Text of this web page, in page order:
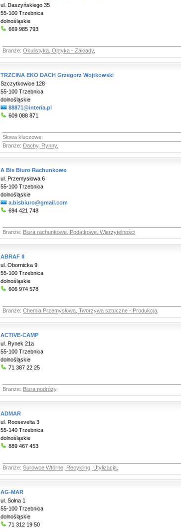
ul. Daszyńskiego 35
55-100 Trzebnica
dolnośląskie
669 985 793
Branże: Okulistyka, Optyka - Zakłady,
TRZCINA EKO DACH Grzegorz Wojtkowski
Szczytkowice 128
55-100 Trzebnica
dolnośląskie
88871@interia.pl
609 088 871
Słowa kluczowe:
Branże: Dachy, Rynny,
A Bis Biuro Rachunkowe
ul. Przemysłowa 6
55-100 Trzebnica
dolnośląskie
a.bisbiuro@gmail.com
694 421 748
Branże: Biura rachunkowe, Podatkowe, Wierzytelności
ABRAF II
ul. Obornicka 9
55-100 Trzebnica
dolnośląskie
606 974 578
Branże: Chemia Przemysłowa, Tworzywa sztuczne - Produkcja
ACTIVE-CAMP
ul. Rynek 21a
55-100 Trzebnica
dolnośląskie
71 387 22 25
Branże: Biura podróży,
ADMAR
ul. Roosevelta 3
55-140 Trzebnica
dolnośląskie
889 467 453
Branże: Surowce Wtórne, Recykling, Utylizacja
AG-MAR
ul. Solna 1
55-100 Trzebnica
dolnośląskie
71 312 19 50